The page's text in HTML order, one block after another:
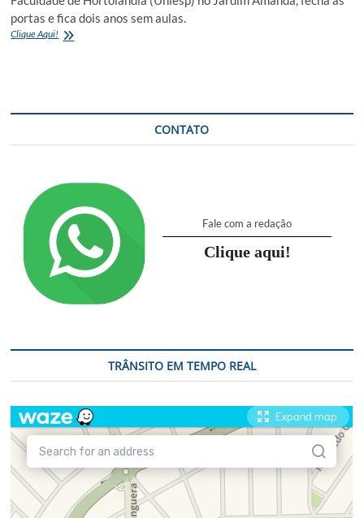
Amanda
portas e fica dois anos sem aulas.
Clique Aqui! Faculdade
CONTATO
Fale com a redação
Clique aqui!
TRÂNSITO EM TEMPO REAL